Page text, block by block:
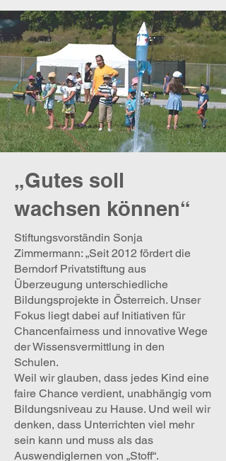
„Gutes soll
wachsen können“
Stiftungsvorständin Sonja
Zimmermann: „Seit 2012 fördert die
Berndorf Privatstiftung aus
Überzeugung unterschiedliche
Bildungsprojekte in Österreich. Unser
Fokus liegt dabei auf Initiativen für
Chancenfairness und innovative Wege
der Wissensvermittlung in den
Schulen.
Weil wir glauben, dass jedes Kind eine
faire Chance verdient, unabhängig vom
Bildungsniveau zu Hause. Und weil wir
denken, dass Unterrichten viel mehr
sein kann und muss als das
Auswendiglernen von „Stoff“.